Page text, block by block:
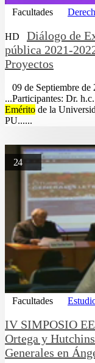
Facultades
HD
Diálogo de
pública 2021-
Proyectos
09 de Septiembre de
...Participantes: Dr.
Emérito de la
PU......
24
Facultades
IV SIMPOSIO
Ortega y
Generales en